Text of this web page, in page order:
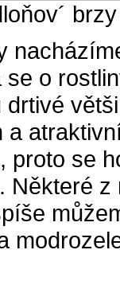
o
a
proto se
Některé